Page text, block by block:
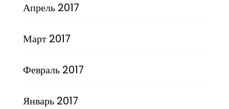
Апрель 2017
Март 2017
Февраль 2017
Январь 2017